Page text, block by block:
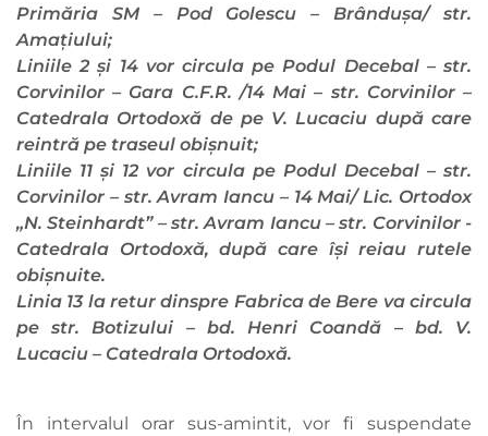
Primăria SM – Pod Golescu – Brândușa/ str.
Amațiului;
Liniile 2 și 14 vor circula pe Podul Decebal – str.
Corvinilor – Gara C.F.R. /14 Mai – str. Corvinilor –
Catedrala Ortodoxă de pe V. Lucaciu după care
reintră pe traseul obișnuit;
Liniile 11 și 12 vor circula pe Podul Decebal – str.
Corvinilor – str. Avram Iancu – 14 Mai/ Lic. Ortodox
„N. Steinhardt” – str. Avram Iancu – str. Corvinilor -
Catedrala Ortodoxă, după care își reiau rutele
obișnuite.
Linia 13 la retur dinspre Fabrica de Bere va circula
pe str. Botizului – bd. Henri Coandă – bd. V.
Lucaciu – Catedrala Ortodoxă.
În intervalul orar sus-amintit, vor fi suspendate